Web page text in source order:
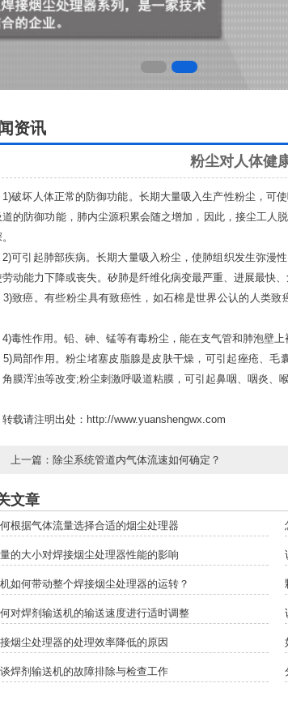
资讯
粉尘对人体健
坏人体正常的防御功能。长期大量吸入生产性粉尘，可
道的防御功能，肺内尘源积累会随之增加，因此，接尘工人
引起肺部疾病。长期大量吸入粉尘，使肺组织发生弥漫
动能力下降或丧失。矽肺是纤维化病变最严重、进展最快、
癌。有些粉尘具有致癌性，如石棉是世界公认的人类致
性作用。铅、砷、锰等有毒粉尘，能在支气管和肺泡壁
部作用。粉尘堵塞皮脂腺是皮肤干燥，可引起痤疮、毛
角膜浑浊等改变;粉尘刺激呼吸道粘膜，可引起鼻咽、咽炎、喉
请注明出处： http://www.yuanshengwx.com
上一篇： 除尘系统管道内气体流速如何确定？
文章
根据气体流量选择合适的烟尘处理器
的大小对焊接烟尘处理器性能的影响
如何带动整个焊接烟尘处理器的运转？
对焊剂输送机的输送速度进行适时调整
烟尘处理器的处理效率降低的原因
焊剂输送机的故障排除与检查工作